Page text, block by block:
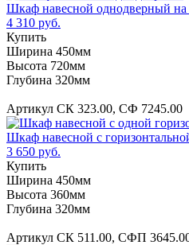
Шкаф навесной однодверный на
4 310 руб.
Купить
Ширина 450мм
Высота 720мм
Глубина 320мм
Артикул СК 323.00, СФ 7245.00
Шкаф навесной с
3 650 руб.
Купить
Ширина 450мм
Высота 360мм
Глубина 320мм
Артикул СК 511.00, СФП